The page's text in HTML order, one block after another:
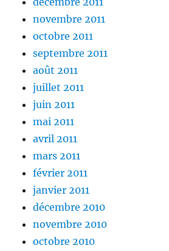
novembre 2011
octobre 2011
septembre 2011
août 2011
juillet 2011
juin 2011
mai 2011
avril 2011
mars 2011
février 2011
janvier 2011
décembre 2010
novembre 2010
octobre 2010